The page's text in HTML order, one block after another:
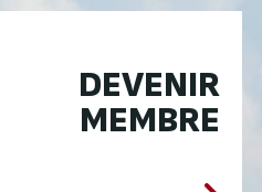
DEVENIR
MEMBRE